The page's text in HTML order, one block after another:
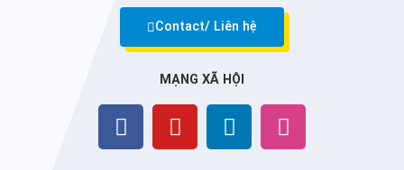
Contact/ Liên hệ
MẠNG XÃ HỘI